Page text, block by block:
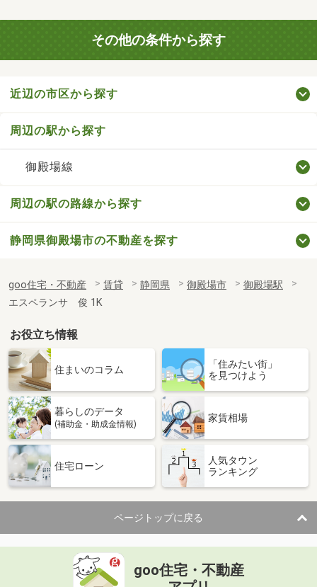
その他の条件から探す
近辺の市区から探す
周辺の駅から探す
御殿場線
周辺の駅の路線から探す
静岡県御殿場市の不動産を探す
goo住宅・不動産 賃貸 静岡県 御殿場市
御殿場駅
エスペランサ 俊 1K
お役立ち情報
住まいのコラム
「住みたい街」
を見つけよう
暮らしのデータ
(補助金・助成金情報)
家賃相場
住宅ローン
人気タウン
ランキング
ページトップに戻る
goo住宅・不動産